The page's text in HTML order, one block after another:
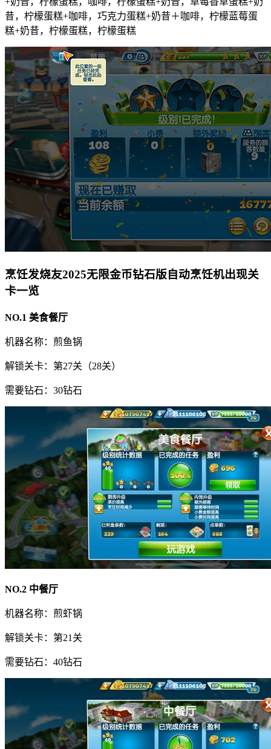
昔，柠檬蛋糕+咖啡，巧克力蛋糕+奶昔＋咖啡，柠檬蓝莓蛋
糕+奶昔，柠檬蛋糕，柠檬蛋糕
烹饪发烧友2025无限金币钻石版自动烹饪机出现关
卡一览
NO.1 美食餐厅
机器名称：煎鱼锅
解锁关卡：第27关（28关）
需要钻石：30钻石
NO.2 中餐厅
机器名称：煎虾锅
解锁关卡：第21关
需要钻石：40钻石